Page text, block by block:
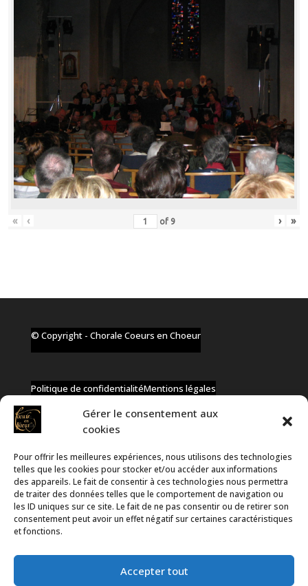
Gérer le consentement aux
cookies
Pour offrir les meilleures expériences, nous utilisons des technologies
telles que les cookies pour stocker et/ou accéder aux informations
des appareils. Le fait de consentir à ces technologies nous permettra
de traiter des données telles que le comportement de navigation ou
les ID uniques sur ce site. Le fait de ne pas consentir ou de retirer son
consentement peut avoir un effet négatif sur certaines caractéristiques
et fonctions.
Accepter tout
« ‹ of 9 › »
© Copyright - Chorale Coeurs en Choeur
Politique de confidentialitéMentions légales
✆ +32 477 91 58 46
✉ infos@coeurs-en-choeur.be
Toute proposition de partenariat en développement sera